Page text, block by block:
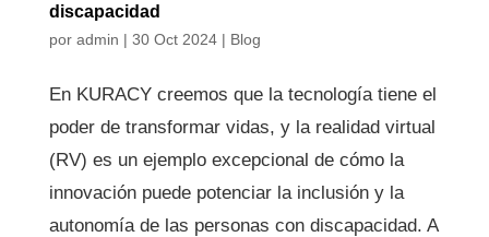
discapacidad
por admin | 30 Oct 2024| Blog
En KURACY creemos que la tecnología tiene el
poder de transformar vidas, y la realidad virtual
(RV) es un ejemplo excepcional de cómo la
innovación puede potenciar la inclusión y la
autonomía de las personas con discapacidad. A